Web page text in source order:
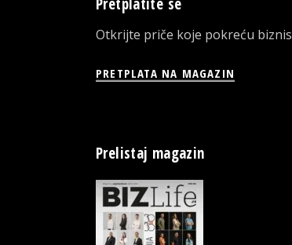
Pretplatite se
Otkrijte priče koje pokreću biznis
PRETPLATA NA MAGAZIN
Prelistaj magazin